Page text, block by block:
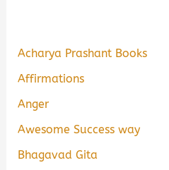
Acharya Prashant Books
Affirmations
Anger
Awesome Success way
Bhagavad Gita